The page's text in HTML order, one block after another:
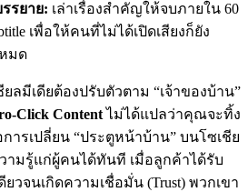
รยาย: เล่าเรื่องสำคัญให้จบภายใน 60
เพื่อให้คนที่ไม่ได้เปิดเสียงก็ยัง
มด
ลมีเดียต้องปรับตัวตาม “เจ้าของบ้าน”
Click Contentไม่ได้แปลว่าคุณจะทิ้ง
ารเปลี่ยน “ประตูหน้าบ้าน” บนโซเชีย
ามรู้แก่ผู้คนได้ทันที เมื่อลูกค้าได้รับ
จนเกิดความเชื่อมั่น (Trust) พวกเขา